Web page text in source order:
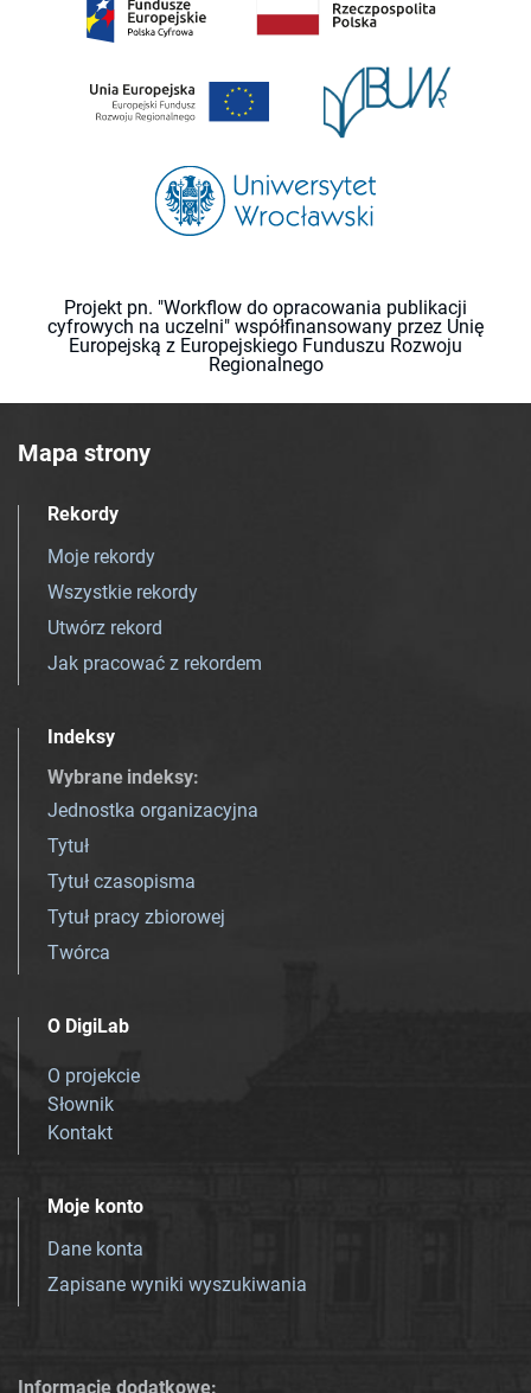
Projekt pn. "Workflow do opracowania publikacji
cyfrowych na uczelni" współfinansowany przez Unię
Europejską z Europejskiego Funduszu Rozwoju
Regionalnego
Mapa strony
Rekordy
Moje rekordy
Wszystkie rekordy
Utwórz rekord
Jak pracować z rekordem
Indeksy
Wybrane indeksy:
Jednostka organizacyjna
Tytuł
Tytuł czasopisma
Tytuł pracy zbiorowej
Twórca
O DigiLab
O projekcie
Słownik
Kontakt
Moje konto
Dane konta
Zapisane wyniki wyszukiwania
Informacje dodatkowe: